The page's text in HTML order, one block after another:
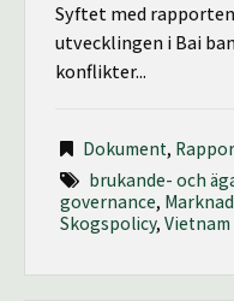
Syftet med
utvecklingen i Bai
konflikter...
Dokument,
brukande- och
governance,
Skogspolicy, Vietnam